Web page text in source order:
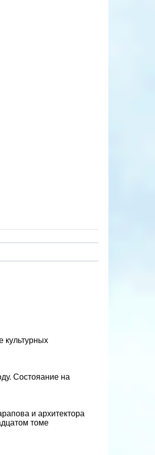
культурных
Состояание на
и архитектора
томе